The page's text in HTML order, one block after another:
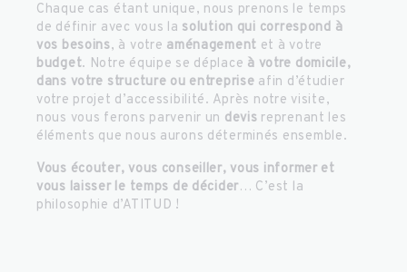
Chaque cas étant unique, nous prenons le temps
de définir avec vous la solution qui correspond à
vos besoins, à votre aménagement et à votre
budget. Notre équipe se déplace à votre domicile,
dans votre structure ou entreprise afin d’étudier
votre projet d’accessibilité. Après notre visite,
nous vous ferons parvenir un devis reprenant les
éléments que nous aurons déterminés ensemble.
Vous écouter, vous conseiller, vous informer et
vous laisser le temps de décider… C’est la
philosophie d’ATITUD !